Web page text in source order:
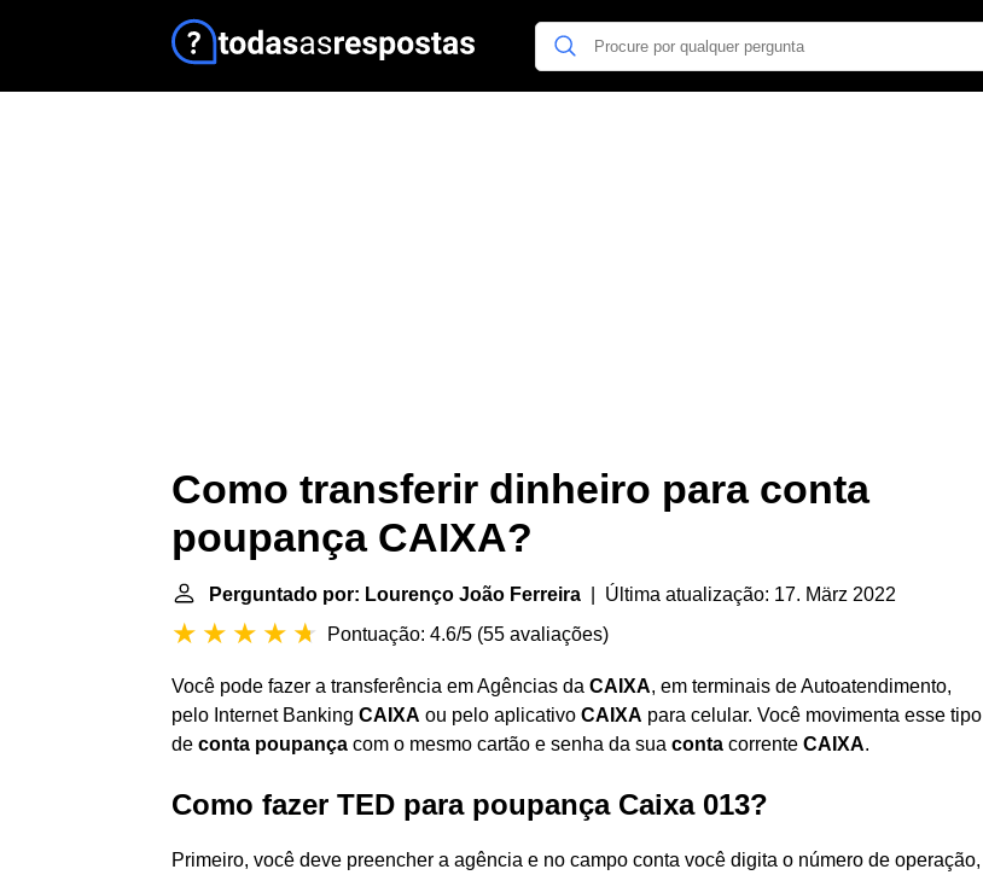
Como transferir dinheiro para conta
poupança CAIXA?
Perguntado por: Lourenço João Ferreira | Última atualização: 17. März 2022
Pontuação: 4.6/5 (55 avaliações)
Você pode fazer a transferência em Agências da CAIXA, em terminais de Autoatendimento,
pelo Internet Banking CAIXA ou pelo aplicativo CAIXA para celular. Você movimenta esse tipo
de conta poupança com o mesmo cartão e senha da sua conta corrente CAIXA.
Como fazer TED para poupança Caixa 013?
Primeiro, você deve preencher a agência e no campo conta você digita o número de operação,